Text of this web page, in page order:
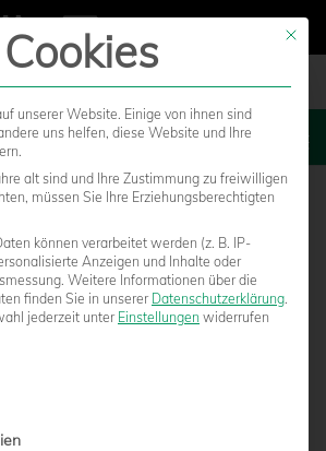
MENU
WIRD SPORTLICHER
Mit
Cookies
unserer Website. Einige von ihnen sind
uns helfen, diese Website und Ihre
alt sind und Ihre Zustimmung zu freiwilligen
müssen Sie Ihre Erziehungsberechtigten
können verarbeitet werden (z. B. IP-
Anzeigen und Inhalte oder
Weitere Informationen über die
finden Sie in unserer Datenschutzerklärung.
jederzeit unter Einstellungen widerrufen
Service-Gruppen, für die eine